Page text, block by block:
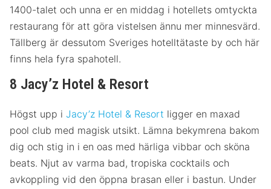
1400-talet och unna er en middag i hotellets omtyckta
restaurang för att göra vistelsen ännu mer minnesvärd.
Tällberg är dessutom Sveriges hotelltätaste by och här
finns hela fyra spahotell.
8 Jacy’z Hotel & Resort
Högst upp i Jacy’z Hotel & Resort ligger en maxad
pool club med magisk utsikt. Lämna bekymrena bakom
dig och stig in i en oas med härliga vibbar och sköna
beats. Njut av varma bad, tropiska cocktails och
avkoppling vid den öppna brasan eller i bastun. Under